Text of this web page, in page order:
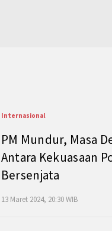
Internasional
PM Mundur, Masa
Antara Kekuasaan
Bersenjata
13 Maret 2024, 20:30 WIB